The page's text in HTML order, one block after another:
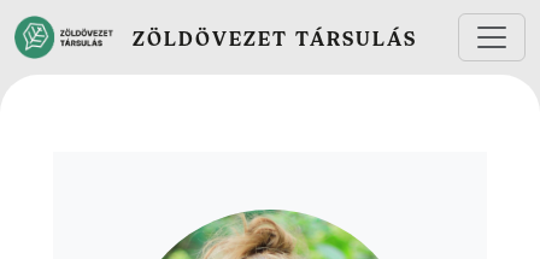
Ugrás a tartalomra
ZÖLDÖVEZET TÁRSULÁS